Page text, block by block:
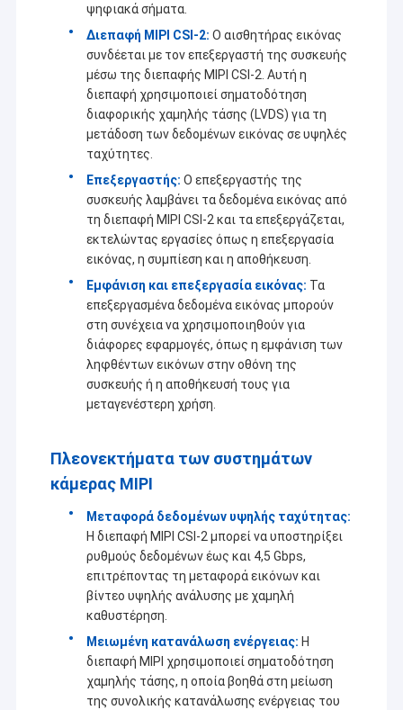
Αρχική Σελίδα
Προϊόντα
Βίντεο
ψηφιακά σήματα.
Διεπαφή MIPI CSI-2: Ο αισθητήρας εικόνας
συνδέεται με τον επεξεργαστή της συσκευής
μέσω της διεπαφής MIPI CSI-2. Αυτή η
διεπαφή χρησιμοποιεί σηματοδότηση
διαφορικής χαμηλής τάσης (LVDS) για τη
μετάδοση των δεδομένων εικόνας σε υψηλές
ταχύτητες.
Επεξεργαστής: Ο επεξεργαστής της
συσκευής λαμβάνει τα δεδομένα εικόνας από
τη διεπαφή MIPI CSI-2 και τα επεξεργάζεται,
εκτελώντας εργασίες όπως η επεξεργασία
εικόνας, η συμπίεση και η αποθήκευση.
Εμφάνιση και επεξεργασία εικόνας: Τα
επεξεργασμένα δεδομένα εικόνας μπορούν
στη συνέχεια να χρησιμοποιηθούν για
διάφορες εφαρμογές, όπως η εμφάνιση των
ληφθέντων εικόνων στην οθόνη της
συσκευής ή η αποθήκευσή τους για
μεταγενέστερη χρήση.
Πλεονεκτήματα των συστημάτων
κάμερας MIPI
Μεταφορά δεδομένων υψηλής ταχύτητας:
Η διεπαφή MIPI CSI-2 μπορεί να υποστηρίξει
ρυθμούς δεδομένων έως και 4,5 Gbps,
επιτρέποντας τη μεταφορά εικόνων και
βίντεο υψηλής ανάλυσης με χαμηλή
καθυστέρηση.
Μειωμένη κατανάλωση ενέργειας: Η
διεπαφή MIPI χρησιμοποιεί σηματοδότηση
χαμηλής τάσης, η οποία βοηθά στη μείωση
της συνολικής κατανάλωσης ενέργειας του
Μάρτιο του 2009. Για δεκαετίες, Sinoseen έχει αφιερωθεί στην
παροχή των πελατών τις διάφορες προσαρμοσμένες OEM/ODM
λύσεις επεξεργασίας εικόνας CMOS από το σχέδιο και η
ανάπτυξη, που κατασκευάζει, στις μεταπωλήσεις μιας στάσης